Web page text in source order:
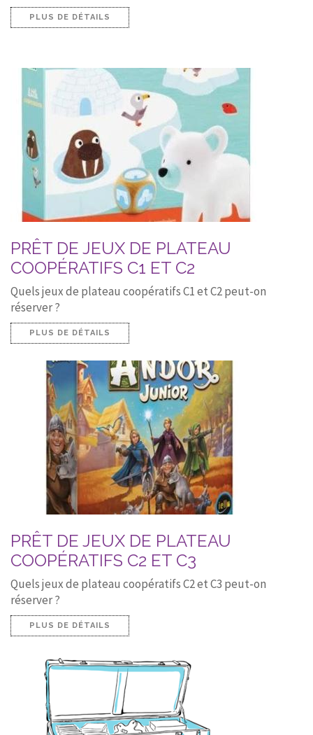
PLUS DE DÉTAILS
PRÊT DE JEUX DE PLATEAU
COOPÉRATIFS C1 ET C2
Quels jeux de plateau coopératifs C1 et C2 peut-on
réserver ?
PLUS DE DÉTAILS
PRÊT DE JEUX DE PLATEAU
COOPÉRATIFS C2 ET C3
Quels jeux de plateau coopératifs C2 et C3 peut-on
réserver ?
PLUS DE DÉTAILS